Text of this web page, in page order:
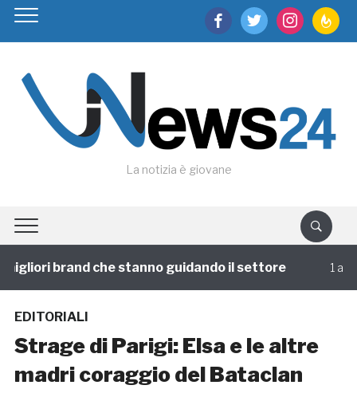
facebooktwitter instagram
La notizia è giovane
brand che stanno guidando il settore 1 annofa
EDITORIALI
Strage di Parigi: Elsa e le altre
madri coraggio del Bataclan